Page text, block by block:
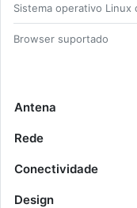
Sis­tema ope­ra­tivo Linux
Browser su­por­tado
Antena
Rede
Conectividade
Design